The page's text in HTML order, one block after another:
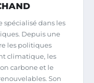
spécialisé dans les
Depuis une
les politiques
climatique, les
carbone et le
Son